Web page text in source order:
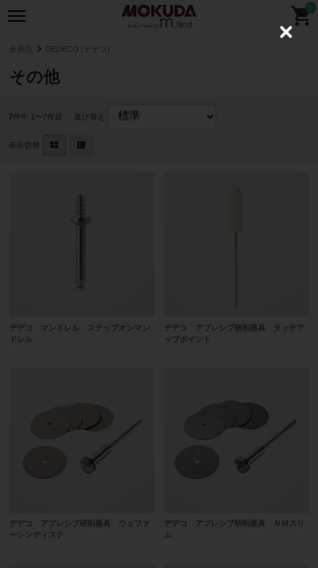
0
全商品 DEDECO (デデコ)
その他
7件中 1〜7件目 並び替え
表示切替
デデコ マンドレル スナップオンマン
ドレル
デデコ アブレシブ研削器具 タッチア
ップポイント
デデコ アブレシブ研削器具 ウェファ
ーシンディスク
デデコ アブレシブ研削器具 ＮＭスリ
ム
C